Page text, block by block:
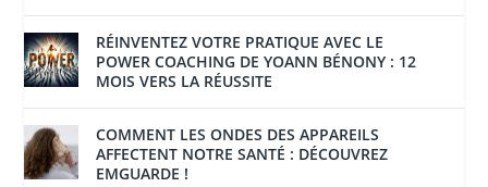
RÉINVENTEZ VOTRE PRATIQUE AVEC LE
POWER COACHING DE YOANN BÉNONY : 12
MOIS VERS LA RÉUSSITE
COMMENT LES ONDES DES APPAREILS
AFFECTENT NOTRE SANTÉ : DÉCOUVREZ
EMGUARDE !